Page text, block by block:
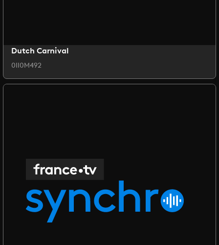
Dutch Carnival
0II0M492